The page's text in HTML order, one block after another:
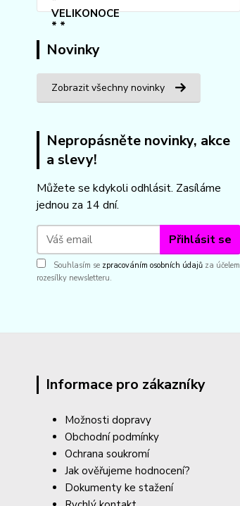
Novinky
Zobrazit všechny novinky
Nepropásněte novinky, akce
a slevy!
Můžete se kdykoli odhlásit. Zasíláme
jednou za 14 dní.
Přihlásit se
Souhlasím se zpracováním osobních údajů za účelem
rozesílky newsletteru.
Informace pro zákazníky
Možnosti dopravy
Obchodní podmínky
Ochrana soukromí
Jak ověřujeme hodnocení?
Dokumenty ke stažení